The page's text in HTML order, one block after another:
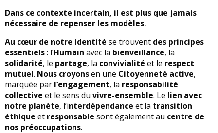
Dans ce contexte incertain, il est plus que jamais
nécessaire de repenser les modèles.
Au cœur de notre identité se trouvent des principes
essentiels: l’Humain avec la bienveillance, la
solidarité, le partage, la convivialité et le respect
mutuel. Nous croyonsen une Citoyenneté active,
marquée par l’engagement, la responsabilité
collective et le sens du vivre-ensemble. Le lien avec
notre planète, l’interdépendance et la transition
éthique et responsable sont également au centre de
nos préoccupations.